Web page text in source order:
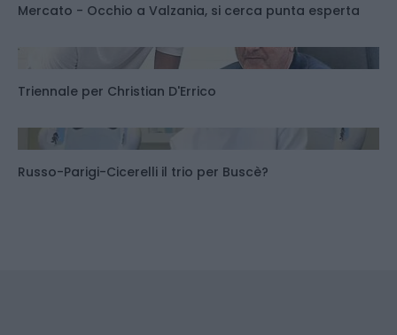
Mercato - Occhio a Valzania, si cerca punta esperta
Triennale per Christian D'Errico
Russo-Parigi-Cicerelli il trio per Buscè?